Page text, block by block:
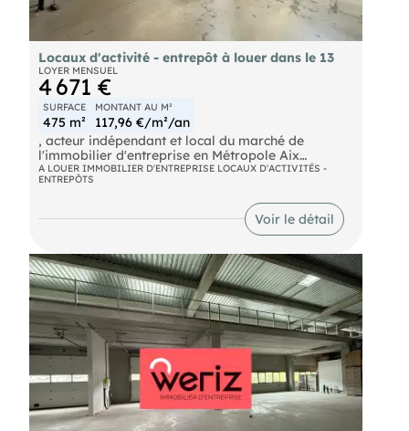
Locaux d'activité - entrepôt à louer dans le 13
LOYER MENSUEL
4 671 €
SURFACE
475 m²
MONTANT AU M²
117,96 €/m²/an
, acteur indépendant et local du marché de
l'immobilier d'entreprise en Métropole Aix
Marseille Provence vous propose un local
d'activité/ entrepôt à louer, d'environ 475 m². Ce
bien bénéficie de belles hauteurs sous plafond
allant jusqu'à 9m de haut, ainsi qu'un accès plain
A LOUER IMMOBILIER D'ENTREPRISE LOCAUX D'ACTIVITÉS -
ENTREPÔTS
Voir le détail